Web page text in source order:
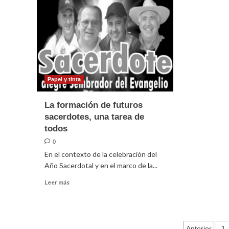
Papel y tinta
La formación de futuros
sacerdotes, una tarea de
todos
0
En el contexto de la celebración del
Año Sacerdotal y en el marco de la...
Leer más